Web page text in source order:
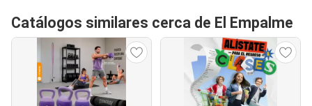
Catálogos similares cerca de El Empalme